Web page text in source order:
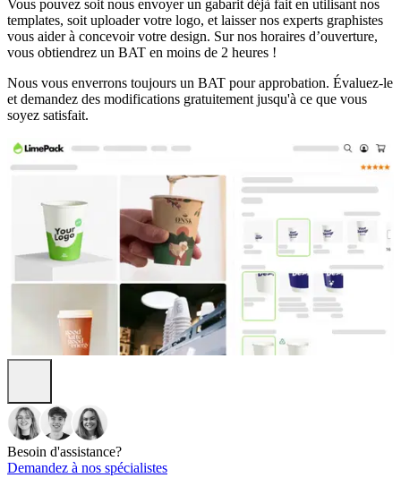
Vous pouvez soit nous envoyer un gabarit déjà fait en utilisant nos
templates, soit uploader votre logo, et laisser nos experts graphistes
vous aider à concevoir votre design. Sur nos horaires d’ouverture,
vous obtiendrez un BAT en moins de 2 heures !
Nous vous enverrons toujours un BAT pour approbation. Évaluez-le
et demandez des modifications gratuitement jusqu'à ce que vous
soyez satisfait.
Besoin d'assistance?
Demandez à nos spécialistes